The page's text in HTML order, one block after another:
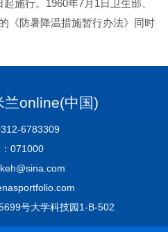
施行。1960年7月1日卫生部、
《防暑降温措施暂行办法》同时
兰online(中国)
6783309
071000
号大学科技园1-B-502